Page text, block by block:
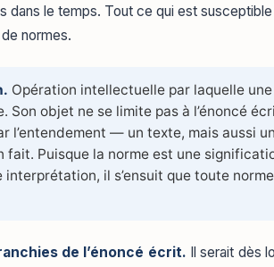
dans le temps. Tout ce qui est susceptible
normes.
Opération intellectuelle par laquelle
Son objet ne se limite pas à l’énoncé
l’entendement — un texte, mais aussi
fait. Puisque la norme est une
interprétation, il s’ensuit que toute
de l’énoncé écrit. Il serait dès